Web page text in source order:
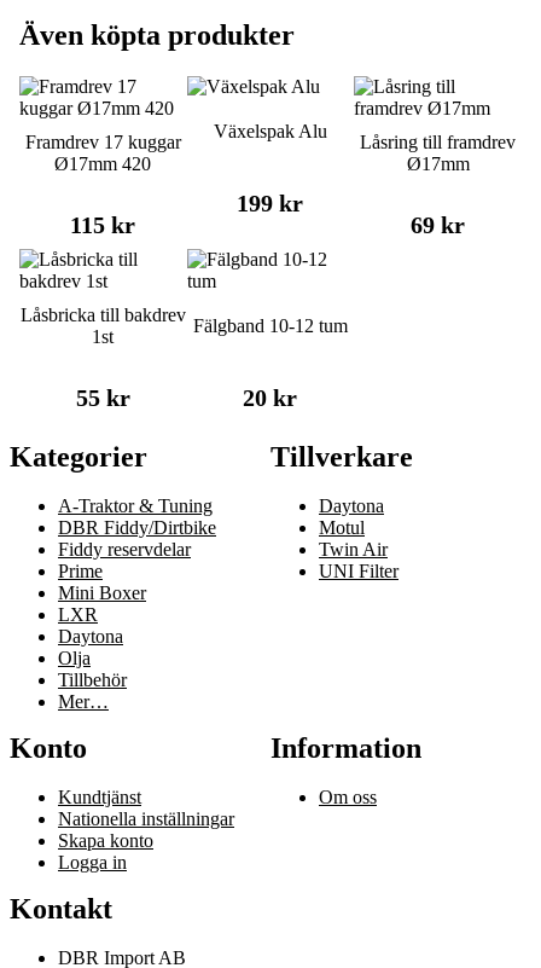
Även köpta produkter
Framdrev 17 kuggar
Ø17mm 420
115 kr
Växelspak Alu
199 kr
Låsring till framdrev
Ø17mm
69 kr
Låsbricka till bakdrev
1st
55 kr
Fälgband 10-12 tum
20 kr
Kategorier
A-Traktor & Tuning
DBR Fiddy/Dirtbike
Fiddy reservdelar
Prime
Mini Boxer
LXR
Daytona
Olja
Tillbehör
Mer…
Tillverkare
Daytona
Motul
Twin Air
UNI Filter
Konto
Kundtjänst
Nationella inställningar
Skapa konto
Logga in
Information
Om oss
Kontakt
DBR Import AB